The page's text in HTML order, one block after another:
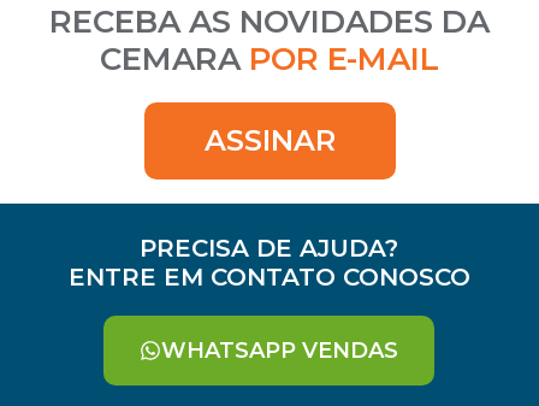
RECEBA AS NOVIDADES DA
CEMARA POR E-MAIL
ASSINAR
PRECISA DE AJUDA?
ENTRE EM CONTATO CONOSCO
WHATSAPP VENDAS